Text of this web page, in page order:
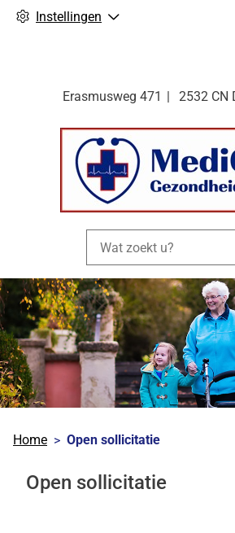
Instellingen
Erasmusweg 471 2532 CN
Home Open sollicitatie
Open sollicitatie